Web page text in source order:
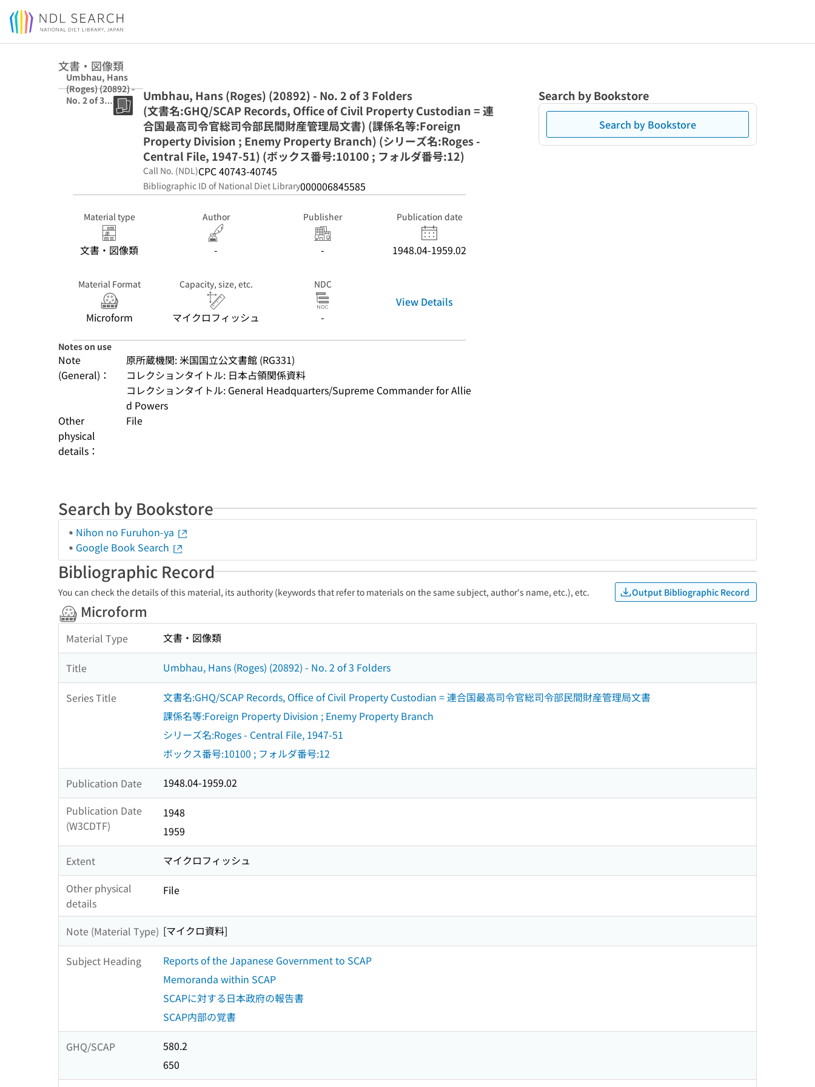
Jump to main content
文書・図像類
Umbhau, Hans
(Roges) (20892) -
No. 2 of 3
Folders (文書
局文書) (課係名
Property
Division ; Enemy
Property
Branch) (シリー
1947-51) (ボック
ス番号:10100 ; フ
ォルダ番号:12)
Umbhau, Hans (Roges) (20892) - No. 2 of 3 Folders
(文書名:GHQ/SCAP Records, Office of Civil Property Custodian = 連
合国最高司令官総司令部民間財産管理局文書) (課係名等:Foreign
Property Division ; Enemy Property Branch) (シリーズ名:Roges -
Central File, 1947-51) (ボックス番号:10100 ; フォルダ番号:12)
Call No. (NDL)CPC 40743-40745
Bibliographic ID of National Diet Library000006845585
Material type
文書・図像類
Author
-
Publisher
-
Publication date
1948.04-1959.02
Material Format
Microform
Capacity, size, etc.
マイクロフィッシュ
NDC
-
View Details
Notes on use
Note
(General)：
原所蔵機関: 米国国立公文書館 (RG331)
コレクションタイトル: 日本占領関係資料
コレクションタイトル: General Headquarters/Supreme Commander for Allie
d Powers
Other
physical
details：
File
Search by Bookstore
Search by Bookstore
Search by Bookstore
Nihon no Furuhon-ya
Google Book Search
Bibliographic Record
You can check the details of this material, its authority (keywords that refer to materials on the same subject, author's name, etc.), etc. Output Bibliographic Record
Microform
Material Type 文書・図像類
Title Umbhau, Hans (Roges) (20892) - No. 2 of 3 Folders
Series Title
文書名:GHQ/SCAP Records, Office of Civil Property Custodian = 連合国最高司令官総司令部民間財産管理局文書
課係名等:Foreign Property Division ; Enemy Property Branch
シリーズ名:Roges - Central File, 1947-51
ボックス番号:10100 ; フォルダ番号:12
Publication Date
1948.04-1959.02
Publication Date
(W3CDTF)
1948
1959
Extent
マイクロフィッシュ
Other physical
details
File
Note (Material Type) [マイクロ資料]
Subject Heading
Reports of the Japanese Government to SCAP
Memoranda within SCAP
SCAPに対する日本政府の報告書
SCAP内部の覚書
GHQ/SCAP
580.2
650